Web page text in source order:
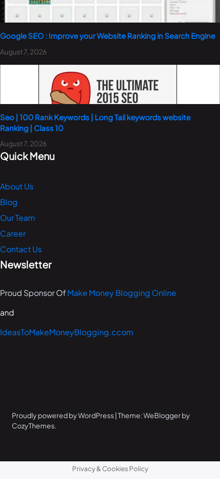
Google SEO : Improve your Website Ranking in Search Engine
August 7, 2026
Seo | 100 Rank Keywords | Long Tail keywords website
Ranking | Class 10
August 7, 2026
Quick Menu
About Us
Blog
Our Team
Career
Contact Us
Newsletter
Proud Sponsor OfMake Money Blogging Online
and
IdeasToMakeMoneyBlogging.ccom
Proudly powered by WordPress | Theme: WeBlogger by
CozyThemes.
Privacy & Cookies Policy